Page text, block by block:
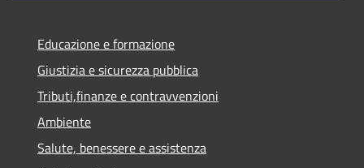
Educazione e formazione
Giustizia e sicurezza pubblica
Tributi,finanze e contravvenzioni
Ambiente
Salute, benessere e assistenza